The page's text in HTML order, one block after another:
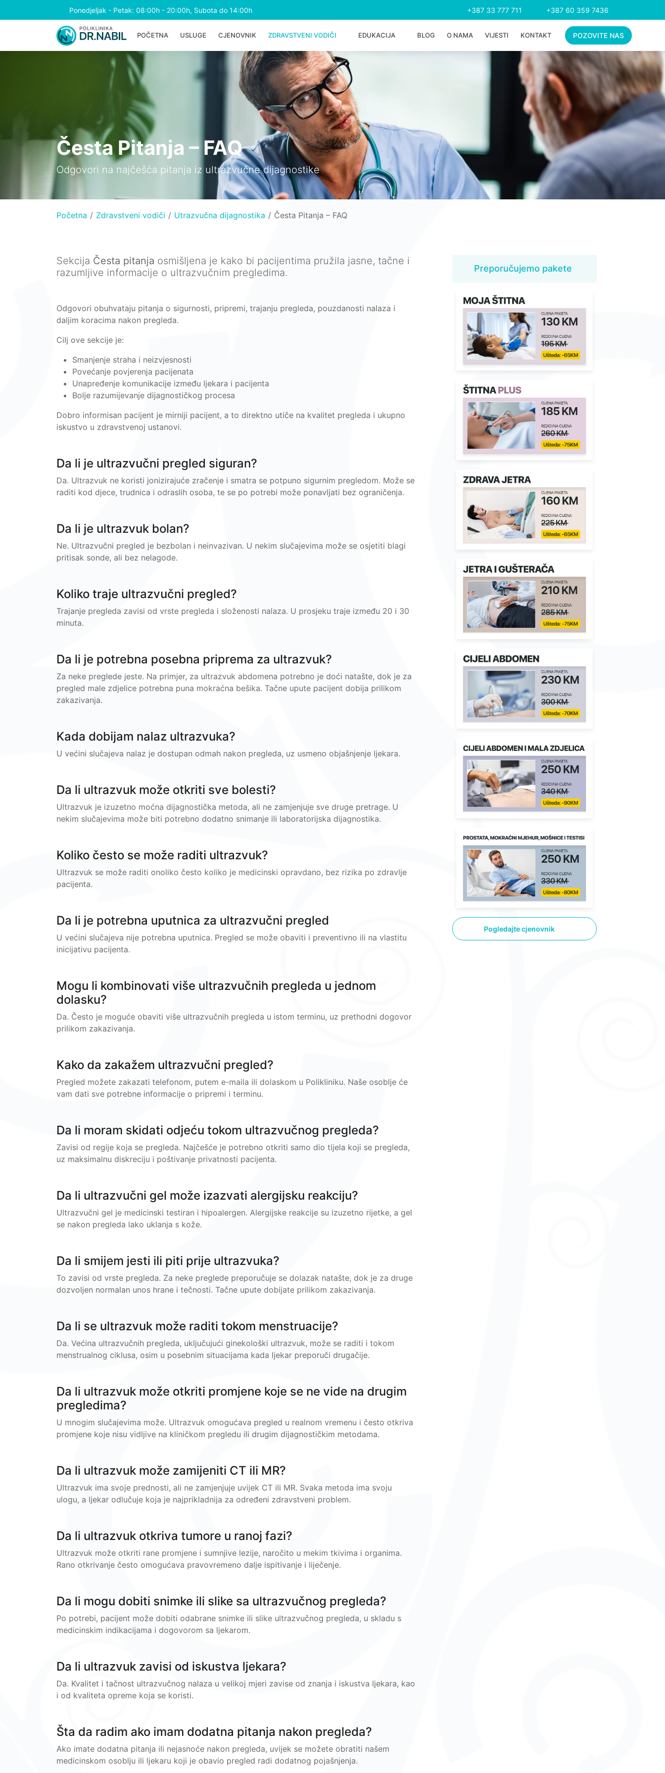
Ponedjeljak - Petak: 08:00h - 20:00h, Subota do 14:00h +387 33 777 711 +387 60 359 7436
POČETNA USLUGE CJENOVNIK ZDRAVSTVENI VODIČI EDUKACIJA BLOG O NAMA VIJESTI KONTAKT POZOVITE NAS
Česta Pitanja – FAQ
Odgovori na najčešća pitanja iz ultrazvučne dijagnostike
Početna Zdravstveni vodiči Utrazvučna dijagnostika Česta Pitanja – FAQ
Sekcija Česta pitanja osmišljena je kako bi pacijentima pružila jasne, tačne i
razumljive informacije o ultrazvučnim pregledima.
Odgovori obuhvataju pitanja o sigurnosti, pripremi, trajanju pregleda, pouzdanosti nalaza i
daljim koracima nakon pregleda.
Cilj ove sekcije je:
Smanjenje straha i neizvjesnosti
Povećanje povjerenja pacijenata
Unapređenje komunikacije između ljekara i pacijenta
Bolje razumijevanje dijagnostičkog procesa
Dobro informisan pacijent je mirniji pacijent, a to direktno utiče na kvalitet pregleda i ukupno
iskustvo u zdravstvenoj ustanovi.
Da li je ultrazvučni pregled siguran?
Da. Ultrazvuk ne koristi jonizirajuće zračenje i smatra se potpuno sigurnim pregledom. Može se
raditi kod djece, trudnica i odraslih osoba, te se po potrebi može ponavljati bez ograničenja.
Da li je ultrazvuk bolan?
Ne. Ultrazvučni pregled je bezbolan i neinvazivan. U nekim slučajevima može se osjetiti blagi
pritisak sonde, ali bez nelagode.
Koliko traje ultrazvučni pregled?
Trajanje pregleda zavisi od vrste pregleda i složenosti nalaza. U prosjeku traje između 20 i 30
minuta.
Da li je potrebna posebna priprema za ultrazvuk?
Za neke preglede jeste. Na primjer, za ultrazvuk abdomena potrebno je doći natašte, dok je za
pregled male zdjelice potrebna puna mokraćna bešika. Tačne upute pacijent dobija prilikom
zakazivanja.
Kada dobijam nalaz ultrazvuka?
U većini slučajeva nalaz je dostupan odmah nakon pregleda, uz usmeno objašnjenje ljekara.
Da li ultrazvuk može otkriti sve bolesti?
Ultrazvuk je izuzetno moćna dijagnostička metoda, ali ne zamjenjuje sve druge pretrage. U
nekim slučajevima može biti potrebno dodatno snimanje ili laboratorijska dijagnostika.
Koliko često se može raditi ultrazvuk?
Ultrazvuk se može raditi onoliko često koliko je medicinski opravdano, bez rizika po zdravlje
pacijenta.
Da li je potrebna uputnica za ultrazvučni pregled
U većini slučajeva nije potrebna uputnica. Pregled se može obaviti i preventivno ili na vlastitu
inicijativu pacijenta.
Mogu li kombinovati više ultrazvučnih pregleda u jednom
dolasku?
Da. Često je moguće obaviti više ultrazvučnih pregleda u istom terminu, uz prethodni dogovor
prilikom zakazivanja.
Kako da zakažem ultrazvučni pregled?
Pregled možete zakazati telefonom, putem e-maila ili dolaskom u Polikliniku. Naše osoblje će
vam dati sve potrebne informacije o pripremi i terminu.
Da li moram skidati odjeću tokom ultrazvučnog pregleda?
Zavisi od regije koja se pregleda. Najčešće je potrebno otkriti samo dio tijela koji se pregleda,
uz maksimalnu diskreciju i poštivanje privatnosti pacijenta.
Da li ultrazvučni gel može izazvati alergijsku reakciju?
Ultrazvučni gel je medicinski testiran i hipoalergen. Alergijske reakcije su izuzetno rijetke, a gel
se nakon pregleda lako uklanja s kože.
Da li smijem jesti ili piti prije ultrazvuka?
To zavisi od vrste pregleda. Za neke preglede preporučuje se dolazak natašte, dok je za druge
dozvoljen normalan unos hrane i tečnosti. Tačne upute dobijate prilikom zakazivanja.
Da li se ultrazvuk može raditi tokom menstruacije?
Da. Većina ultrazvučnih pregleda, uključujući ginekološki ultrazvuk, može se raditi i tokom
menstrualnog ciklusa, osim u posebnim situacijama kada ljekar preporuči drugačije.
Da li ultrazvuk može otkriti promjene koje se ne vide na drugim
pregledima?
U mnogim slučajevima može. Ultrazvuk omogućava pregled u realnom vremenu i često otkriva
promjene koje nisu vidljive na kliničkom pregledu ili drugim dijagnostičkim metodama.
Da li ultrazvuk može zamijeniti CT ili MR?
Ultrazvuk ima svoje prednosti, ali ne zamjenjuje uvijek CT ili MR. Svaka metoda ima svoju
ulogu, a ljekar odlučuje koja je najprikladnija za određeni zdravstveni problem.
Da li ultrazvuk otkriva tumore u ranoj fazi?
Ultrazvuk može otkriti rane promjene i sumnjive lezije, naročito u mekim tkivima i organima.
Rano otkrivanje često omogućava pravovremeno dalje ispitivanje i liječenje.
Da li mogu dobiti snimke ili slike sa ultrazvučnog pregleda?
Po potrebi, pacijent može dobiti odabrane snimke ili slike ultrazvučnog pregleda, u skladu s
medicinskim indikacijama i dogovorom sa ljekarom.
Da li ultrazvuk zavisi od iskustva ljekara?
Da. Kvalitet i tačnost ultrazvučnog nalaza u velikoj mjeri zavise od znanja i iskustva ljekara, kao
i od kvaliteta opreme koja se koristi.
Šta da radim ako imam dodatna pitanja nakon pregleda?
Ako imate dodatna pitanja ili nejasnoće nakon pregleda, uvijek se možete obratiti našem
medicinskom osoblju ili ljekaru koji je obavio pregled radi dodatnog pojašnjenja.
Preporučujemo pakete
Pogledajte cjenovnik